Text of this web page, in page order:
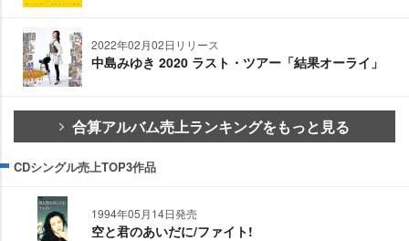
2022年02月02日リリース
中島みゆき 2020 ラスト・ツアー「結果オーライ」
合算アルバム売上ランキングをもっと見る
CDシングル売上TOP3作品
1994年05月14日発売
空と君のあいだに/ファイト!